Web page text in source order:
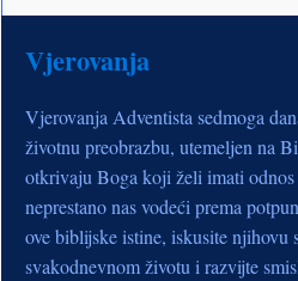
Vjerovanja
Vjerovanja Adventista sedmoga
životnu preobrazbu, utemeljen na
otkrivaju Boga koji želi imati odnos
neprestano nas vodeći prema
ove biblijske istine, iskusite njihovu
svakodnevnom životu i razvijte